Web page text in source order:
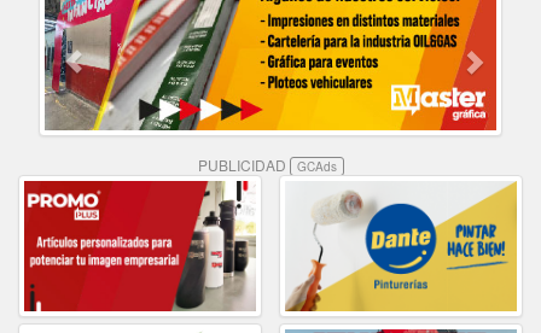
PUBLICIDAD GCAds